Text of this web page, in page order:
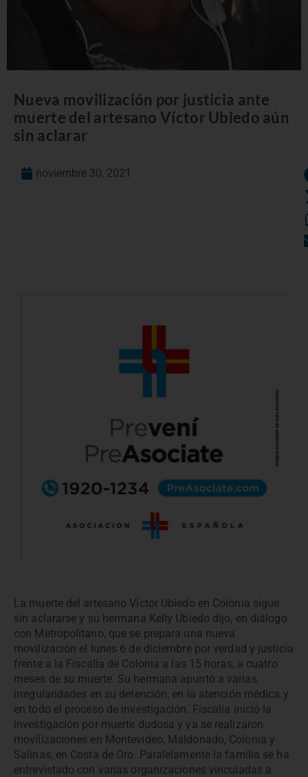
Nueva movilización por justicia ante
muerte del artesano Víctor Ubiedo aún
sin aclarar
noviembre 30, 2021
La muerte del artesano Víctor Ubiedo en Colonia sigue
sin aclararse y su hermana Kelly Ubiedo dijo, en diálogo
con Metropolitano, que se prepara una nueva
movilización el lunes 6 de diciembre por verdad y justicia
frente a la Fiscalía de Colonia a las 15 horas, a cuatro
meses de su muerte. Su hermana apuntó a varias
irregularidades en su detención, en la atención médica y
en todo el proceso de investigación. Fiscalía inició la
investigación por muerte dudosa y ya se realizaron
movilizaciones en Montevideo, Maldonado, Colonia y
Salinas, en Costa de Oro. Paralelamente la familia se ha
entrevistado con varias organizaciones vinculadas a